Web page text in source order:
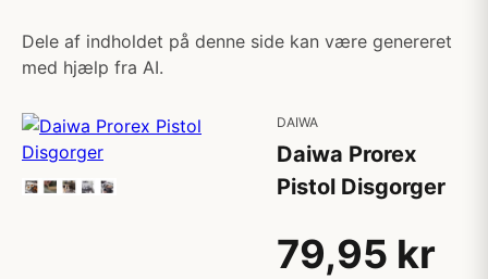
Dele af indholdet på denne side kan være genereret
med hjælp fra AI.
DAIWA
Daiwa Prorex
Pistol Disgorger
79,95 kr